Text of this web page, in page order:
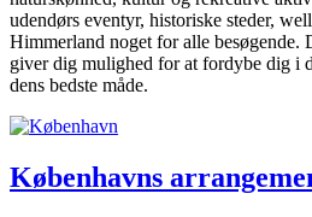
udendørs eventyr, historiske steder,
Himmerland noget for alle besøgende.
giver dig mulighed for at fordybe dig i
dens bedste måde.
Københavns